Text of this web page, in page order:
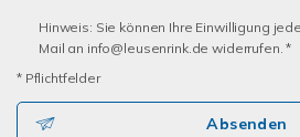
Hinweis: Sie können Ihre Einwilligung
Mail an info@leusenrink.de widerrufen. *
* Pflichtfelder
Absenden